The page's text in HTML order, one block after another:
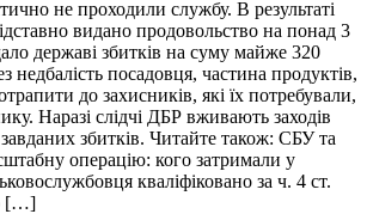
не проходили службу. В результаті
видано продовольство на понад 3
державі збитків на суму майже 320
недбалість посадовця, частина продуктів,
до захисників, які їх потребували,
Наразі слідчі ДБР вживають заходів
збитків. Читайте також: СБУ та
операцію: кого затримали у
кваліфіковано за ч. 4 ст.
[…]